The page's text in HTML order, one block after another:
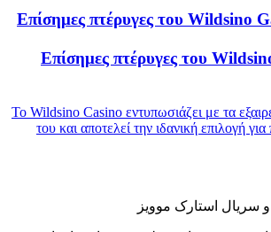
Επίσημες πτέρυγες του Wildsino
Το Wildsino Casino εντυπωσιάζει με τα
του και αποτελεί την ιδανική επιλογή
سریال استارک موویز